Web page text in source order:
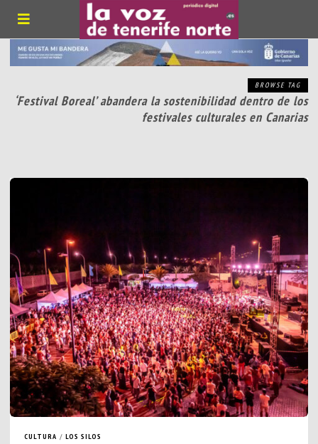
BROWSE TAG
‘Festival Boreal’ abandera la sostenibilidad dentro de los
festivales culturales en Canarias
CULTURA / LOS SILOS